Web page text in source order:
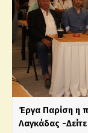
Έργα Παρίση η
Λαγκάδας -